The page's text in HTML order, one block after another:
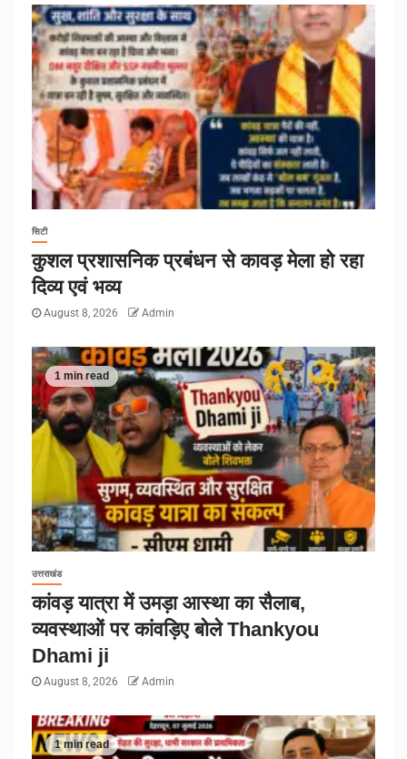
सिटी
कुशल प्रशासनिक प्रबंधन से कावड़ मेला हो रहा
दिव्य एवं भव्य
August 8, 2026 Admin
1 min read
उत्तराखंड
कांवड़ यात्रा में उमड़ा आस्था का सैलाब,
व्यवस्थाओं पर कांवड़िए बोले Thankyou
Dhami ji
August 8, 2026 Admin
1 min read